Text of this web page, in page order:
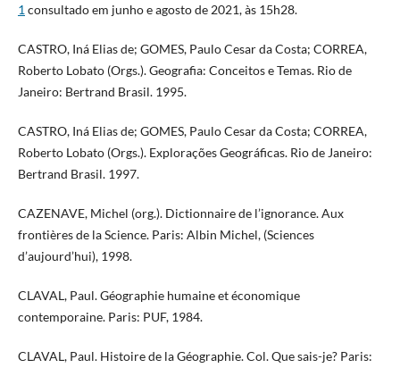
1 consultado em junho e agosto de 2021, às 15h28.
CASTRO, Iná Elias de; GOMES, Paulo Cesar da Costa; CORREA,
Roberto Lobato (Orgs.). Geografia: Conceitos e Temas. Rio de
Janeiro: Bertrand Brasil. 1995.
CASTRO, Iná Elias de; GOMES, Paulo Cesar da Costa; CORREA,
Roberto Lobato (Orgs.). Explorações Geográficas. Rio de Janeiro:
Bertrand Brasil. 1997.
CAZENAVE, Michel (org.). Dictionnaire de l’ignorance. Aux
frontières de la Science. Paris: Albin Michel, (Sciences
d’aujourd’hui), 1998.
CLAVAL, Paul. Géographie humaine et économique
contemporaine. Paris: PUF, 1984.
CLAVAL, Paul. Histoire de la Géographie. Col. Que sais-je? Paris: